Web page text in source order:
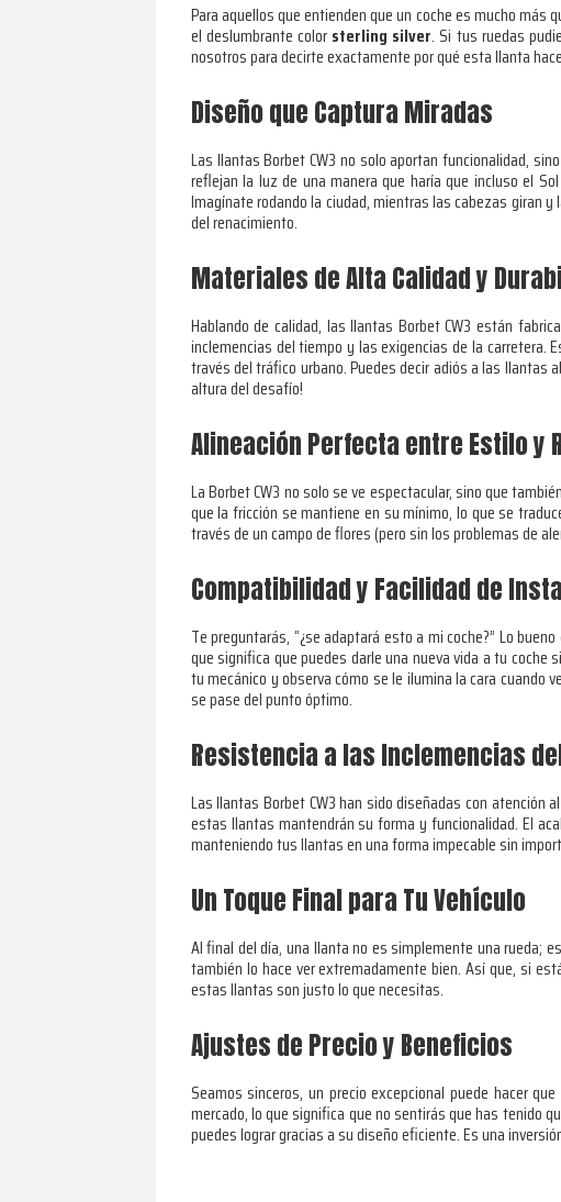
Para aquellos que entienden que un coche es mucho
el deslumbrante color sterling silver. Si tus ruedas
nosotros para decirte exactamente por qué esta llanta
Diseño que Captura Miradas
Las llantas Borbet CW3 no solo aportan funcionalidad,
reflejan la luz de una manera que haría que incluso el
Imagínate rodando la ciudad, mientras las cabezas giran
del renacimiento.
Materiales de Alta Calidad y
Hablando de calidad, las llantas Borbet CW3 están
inclemencias del tiempo y las exigencias de la carretera.
través del tráfico urbano. Puedes decir adiós a las llantas
altura del desafío!
Alineación Perfecta entre Estilo y
La Borbet CW3 no solo se ve espectacular, sino que
que la fricción se mantiene en su mínimo, lo que se
través de un campo de flores (pero sin los problemas de
Compatibilidad y Facilidad de
Te preguntarás, “¿se adaptará esto a mi coche?” Lo
que significa que puedes darle una nueva vida a tu
tu mecánico y observa cómo se le ilumina la cara cuando
se pase del punto óptimo.
Resistencia a las Inclemencias
Las llantas Borbet CW3 han sido diseñadas con atención
estas llantas mantendrán su forma y funcionalidad. El
manteniendo tus llantas en una forma impecable sin
Un Toque Final para Tu Vehículo
Al final del día, una llanta no es simplemente una rueda;
también lo hace ver extremadamente bien. Así que, si
estas llantas son justo lo que necesitas.
Ajustes de Precio y Beneficios
Seamos sinceros, un precio excepcional puede hacer
mercado, lo que significa que no sentirás que has tenido
puedes lograr gracias a su diseño eficiente. Es una